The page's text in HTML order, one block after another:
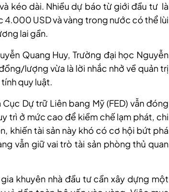
kéo dài. Nhiều dự báo từ giới đầu tư là
4.000 USD và vàng trong nước có thể lùi
lai gần.
Quang Huy, Trường đại học Nguyễn
lượng vừa là lời nhắc nhở về quản trị
quy luật.
Dự trữ Liên bang Mỹ (FED) vẫn đóng
trì ở mức cao để kiềm chế lạm phát, chi
khiến tài sản này khó có cơ hội bứt phá
vẫn giữ vai trò tài sản phòng thủ quan
khuyên nhà đầu tư cần xây dựng một